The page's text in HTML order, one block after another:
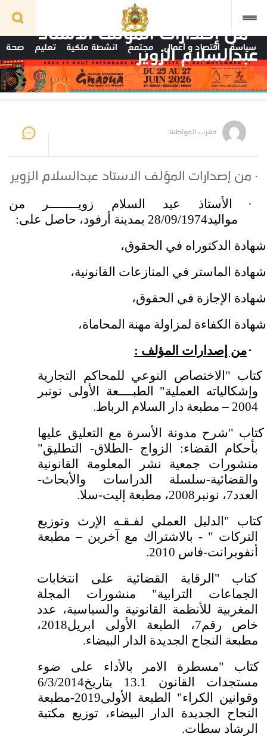
سياسة اقتصاد و أعمال مجتمع انشطة ملكية تعليم صحة · من إصدارات المؤلف الاستاد
عبدالسلام الزوير
مغرب المواطنة:
· من إصدارات المؤلف الاستاد عبدالسلام الزوير
·
الأستاذ عبد السلام زويــــــــر من
مواليد28/09/1974 بمدينة أرفود، حاصل على:
شهادة الدكتوراه في الحقوق،
شهادة الماستر في المنازعات القانونية،
شهادة الإجازة في الحقوق،
شهادة الكفاءة لمزاولة مهنة المحاماة،
·من إصدارات المؤلف :
كتاب "الاختصاص النوعي للمحاكم التجارية
وإشكالياته العملية" الطبــــعة الأولى نونبر
2004 – مطبعة دار السلام الرباط.
كتاب "شرح مدونة الأسرة مع التعليق عليها
بأحكام القضاء: الزواج -الطلاق- التطليق"
منشورات جمعية نشر المعلومة القانونية
والقضائية-سلسلة الدراسات والأبحاث-
العدد7، نونبر2008، مطبعة إليت-سلا.
كتاب "الدليل العملي لفـقـه الإرث وتوزيع
التركات " - بالاشتراك مع آخرين – مطبعة
أنفوبرانت-فاس 2010.
كتاب "الرقابة القضائية على انتخابات
الجماعات الترابية" منشورات المجلة
المغربية للأنظمة القانونية والسياسية، عدد
خاص رقم7، الطبعة الأولى ابريل2018،
مطبعة النجاح الجديدة الدار البيضاء.
كتاب "مسطرة الامر بالأداء على ضوء
مستجدات القانون 13.1 بتاريخ6/3/2014
وقوانين الكراء" الطبعة الأولى2019-مطبعة
النجاح الجديدة الدار البيضاء، توزيع مكتبة
الرشاد سطات.